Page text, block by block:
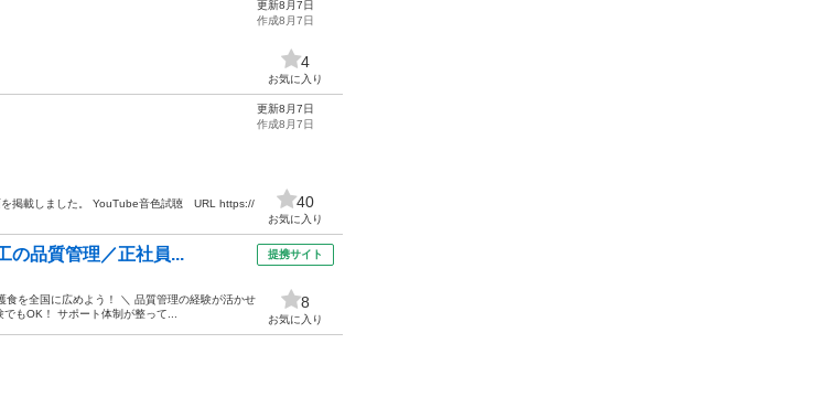
更新8月7日
作成8月7日
4
お気に入り
を掲載しました。 YouTube音色試聴 URL https://
更新8月7日
作成8月7日
40
お気に入り
の品質管理／正社員...
を全国に広めよう！ ＼ 品質管理の経験が活かせ
もOK！ サポート体制が整って...
提携サイト
8
お気に入り